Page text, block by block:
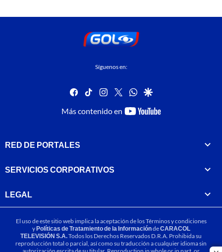
Síguenos en:
facebook
tiktok instagram
twitterwhatsapp
google
Más contenido en
youtube-
RED DE PORTALES
SERVICIOS CORPORATIVOS
LEGAL
El uso de este sitio web implica la aceptación de losTérminos y condiciones
yPolíticas de Tratamiento de la InformacióndeCARACOL
TELEVISIÓN S.A.Todos los Derechos Reservados D.R.A. Prohibida su
reproducción total o parcial, así como su traducción a cualquier idioma sin